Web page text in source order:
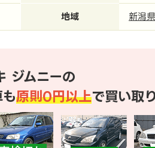
地域 新潟県
ジムニーの
原則0円以上で買い取